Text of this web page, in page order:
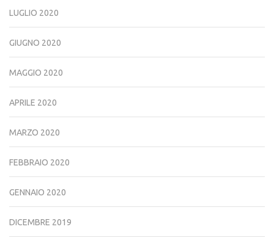
LUGLIO 2020
GIUGNO 2020
MAGGIO 2020
APRILE 2020
MARZO 2020
FEBBRAIO 2020
GENNAIO 2020
DICEMBRE 2019